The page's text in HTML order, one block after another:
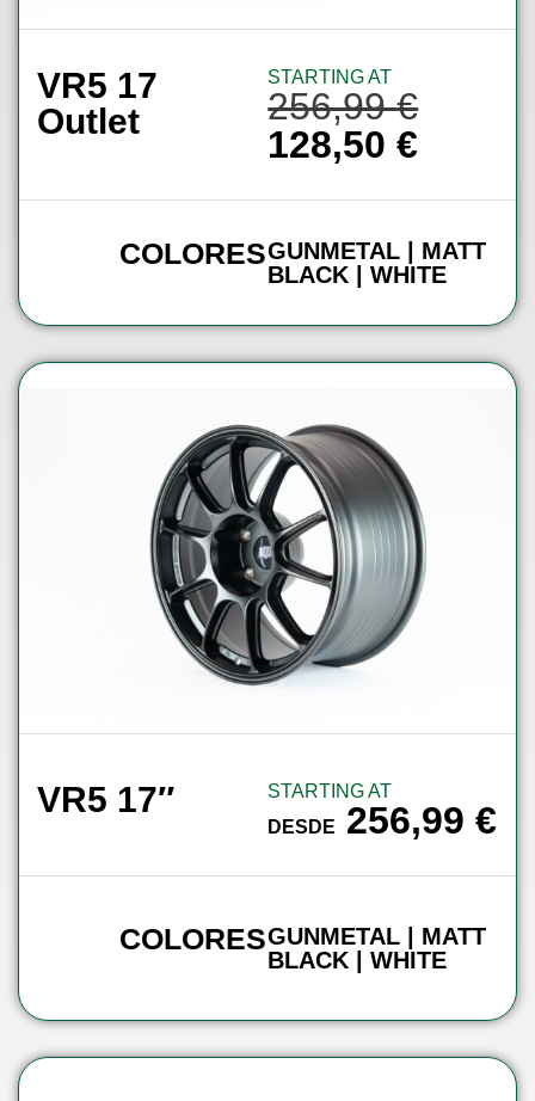
VR5 17
Outlet
STARTING AT
256,99€
128,50€
COLORESGUNMETAL | MATT
BLACK | WHITE
VR5 17″
STARTING AT
DESDE
256,99€
COLORESGUNMETAL | MATT
BLACK | WHITE